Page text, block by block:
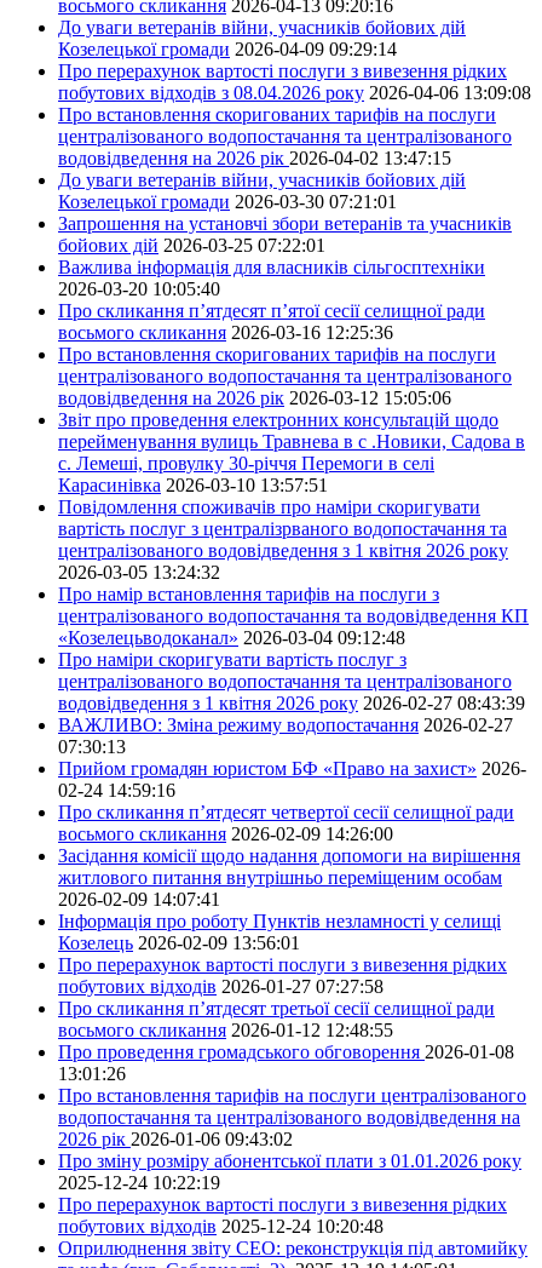
восьмого скликання 2026-04-13 09:20:16
До уваги ветеранів війни, учасників бойових дій
Козелецької громади 2026-04-09 09:29:14
Про перерахунок вартості послуги з вивезення рідких
побутових відходів з 08.04.2026 року 2026-04-06 13:09:08
Про встановлення скоригованих тарифів на послуги
централізованого водопостачання та централізованого
водовідведення на 2026 рік 2026-04-02 13:47:15
До уваги ветеранів війни, учасників бойових дій
Козелецької громади 2026-03-30 07:21:01
Запрошення на установчі збори ветеранів та учасників
бойових дій 2026-03-25 07:22:01
Важлива інформація для власників сільгосптехніки
2026-03-20 10:05:40
Про скликання п’ятдесят п’ятої сесії селищної ради
восьмого скликання 2026-03-16 12:25:36
Про встановлення скоригованих тарифів на послуги
централізованого водопостачання та централізованого
водовідведення на 2026 рік 2026-03-12 15:05:06
Звіт про проведення електронних консультацій щодо
перейменування вулиць Травнева в с .Новики, Садова в
с. Лемеші, провулку 30-річчя Перемоги в селі
Карасинівка 2026-03-10 13:57:51
Повідомлення споживачів про наміри скоригувати
вартість послуг з централізрваного водопостачання та
централізованого водовідведення з 1 квітня 2026 року
2026-03-05 13:24:32
Про намір встановлення тарифів на послуги з
централізованого водопостачання та водовідведення КП
«Козелецьводоканал» 2026-03-04 09:12:48
Про наміри скоригувати вартість послуг з
централізованого водопостачання та централізованого
водовідведення з 1 квітня 2026 року 2026-02-27 08:43:39
ВАЖЛИВО: Зміна режиму водопостачання 2026-02-27
07:30:13
Прийом громадян юристом БФ «Право на захист» 2026-
02-24 14:59:16
Про скликання п’ятдесят четвертої сесії селищної ради
восьмого скликання 2026-02-09 14:26:00
Засідання комісії щодо надання допомоги на вирішення
житлового питання внутрішньо переміщеним особам
2026-02-09 14:07:41
Інформація про роботу Пунктів незламності у селищі
Козелець 2026-02-09 13:56:01
Про перерахунок вартості послуги з вивезення рідких
побутових відходів 2026-01-27 07:27:58
Про скликання п’ятдесят третьої сесії селищної ради
восьмого скликання 2026-01-12 12:48:55
Про проведення громадського обговорення 2026-01-08
13:01:26
Про встановлення тарифів на послуги централізованого
водопостачання та централізованого водовідведення на
2026 рік 2026-01-06 09:43:02
Про зміну розміру абонентської плати з 01.01.2026 року
2025-12-24 10:22:19
Про перерахунок вартості послуги з вивезення рідких
побутових відходів 2025-12-24 10:20:48
Оприлюднення звіту СЕО: реконструкція під автомийку